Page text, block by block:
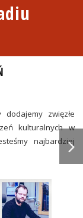
zwięzłe
kulturalnych w
najbardziej